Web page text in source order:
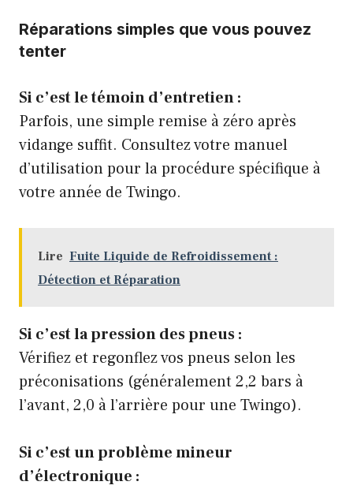
Réparations simples que vous pouvez
tenter
Si c’est le témoin d’entretien :
Parfois, une simple remise à zéro après
vidange suffit. Consultez votre manuel
d’utilisation pour la procédure spécifique à
votre année de Twingo.
Lire Fuite Liquide de Refroidissement :
Détection et Réparation
Si c’est la pression des pneus :
Vérifiez et regonflez vos pneus selon les
préconisations (généralement 2,2 bars à
l’avant, 2,0 à l’arrière pour une Twingo).
Si c’est un problème mineur
d’électronique :